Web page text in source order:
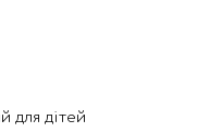
для дітей